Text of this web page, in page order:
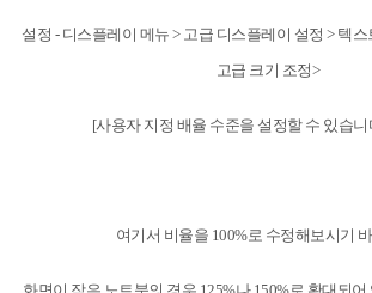
설정 - 디스플레이 메뉴 > 고급 디스플레이 설정 > 텍
고급 크기 조정>
[사용자 지정 배율 수준을 설정할 수 있습니
여기서 비율을 100%로 수정해보시기